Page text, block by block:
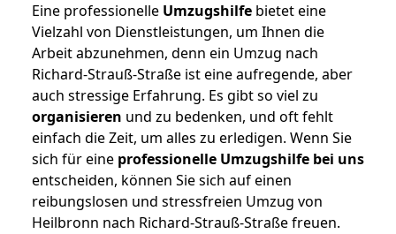
Eine professionelle Umzugshilfe bietet eine
Vielzahl von Dienstleistungen, um Ihnen die
Arbeit abzunehmen, denn ein Umzug nach
Richard-Strauß-Straße ist eine aufregende, aber
auch stressige Erfahrung. Es gibt so viel zu
organisieren und zu bedenken, und oft fehlt
einfach die Zeit, um alles zu erledigen. Wenn Sie
sich für eine professionelle Umzugshilfe bei uns
entscheiden, können Sie sich auf einen
reibungslosen und stressfreien Umzug von
Heilbronn nach Richard-Strauß-Straße freuen.